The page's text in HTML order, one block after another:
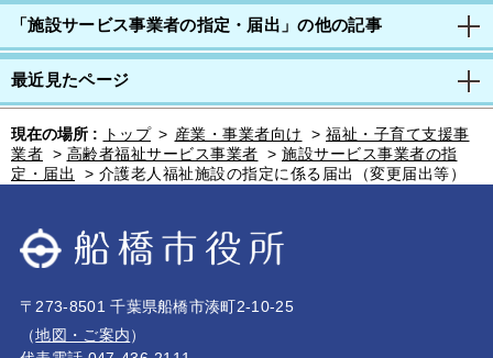
「施設サービス事業者の指定・届出」の他の記事
最近見たページ
現在の場所 : トップ > 産業・事業者向け > 福祉・子育て支援事
業者 > 高齢者福祉サービス事業者 > 施設サービス事業者の指
定・届出
> 介護老人福祉施設の指定に係る届出（変更届出等）
〒273-8501 千葉県船橋市湊町2-10-25
（地図・ご案内）